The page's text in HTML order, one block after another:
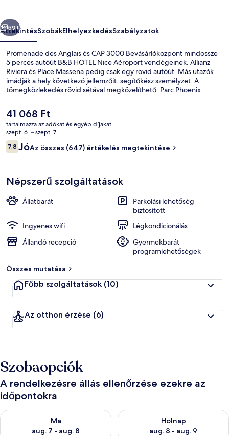
Következő
59+
ÁttekintésSzobákElhelyezkedésSzabályzatok
Promenade des Anglais és CAP 3000 Bevásárlóközpont mindössze
5 perces autóút B&B HOTEL Nice Aéroport vendégeinek. Allianz
Riviera és Place Massena pedig csak egy rövid autóút. Más utazók
imádják a hely következó jellemzőit: segítőkész személyzet. A
tömegközlekedés rövid sétával megközelíthető: Parc Phoenix
séta.
A
jelenlegi
ár
41 068 Ft
41 068 Ft
tartalmazza az adókat és egyéb díjakat
szept. 6. – szept. 7.
Értékelések
7,87,8 ennyiből: 10
JóAz összes (647) értékelés megtekintése
Népszerű szolgáltatások
Állatbarát
Parkolási lehetőség
biztosított
Ingyenes wifi
Légkondicionálás
Állandó recepció
Gyermekbarát
programlehetőségek
Összes mutatása
Főbb szolgáltatások (10)
Az otthon érzése (6)
Szobaopciók
A rendelkezésre állás ellenőrzése ezekre az
időpontokra
Ma
aug. 7 - aug. 8
A ma esti rendelkezésre állás ellenőrzése: aug. 7 - aug. 8
Holnap
aug. 8 - aug. 9
A holnapi rendelkezésre állás